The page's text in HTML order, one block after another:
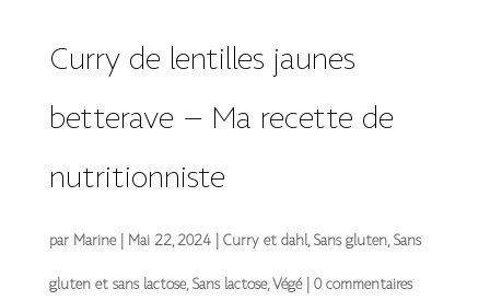
Curry de lentilles jaunes
betterave – Ma recette de
nutritionniste
par Marine| Mai 22, 2024| Curry et dahl, Sans gluten, Sans
gluten et sans lactose, Sans lactose, Végé| 0 commentaires